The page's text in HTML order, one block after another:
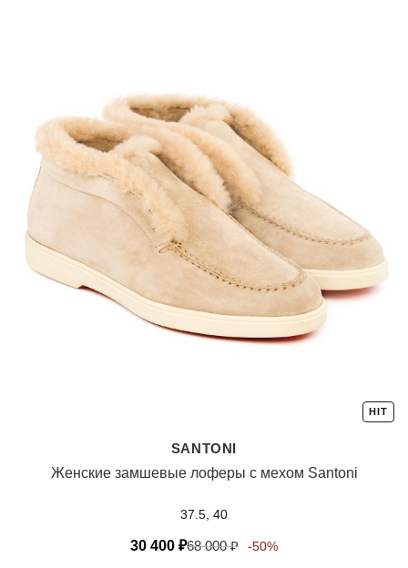
HIT
SANTONI
Женские замшевые лоферы с мехом Santoni
37.5, 40
30 400 ₽68 000₽ -50%